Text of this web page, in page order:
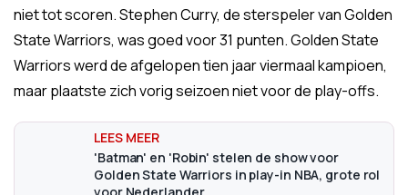
niet tot scoren. Stephen Curry, de sterspeler van Golden
State Warriors, was goed voor 31 punten. Golden State
Warriors werd de afgelopen tien jaar viermaal kampioen,
maar plaatste zich vorig seizoen niet voor de play-offs.
'Batman' en 'Robin' stelen de show voor
Golden State Warriors in play-in NBA, grote rol